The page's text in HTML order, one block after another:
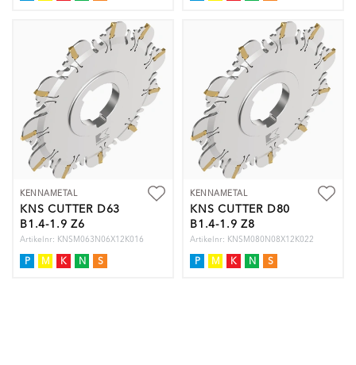
KENNAMETAL
KNS CUTTER D63
B1.4-1.9 Z6
Artikelnr: KNSM063N06X12K016
P M K N S
KENNAMETAL
KNS CUTTER D80
B1.4-1.9 Z8
Artikelnr: KNSM080N08X12K022
P M K N S